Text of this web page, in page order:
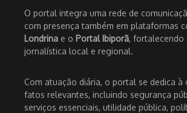
O portal integra uma rede de
com presença também em plataformas
Londrina e o Portal Ibiporã, fortalecendo
jornalística local e regional.
Com atuação diária, o portal se dedica à
fatos relevantes, incluindo segurança
serviços essenciais, utilidade pública,